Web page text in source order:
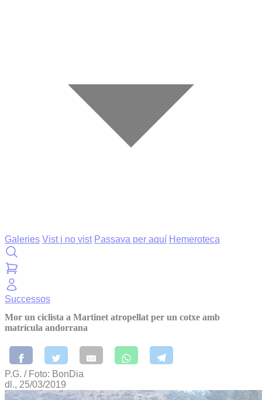
Galeries Vist i no vist Passava per aquí Hemeroteca
Successos
Mor un ciclista a Martinet atropellat per un cotxe amb
matrícula andorrana
P.G. / Foto: BonDia
dl., 25/03/2019